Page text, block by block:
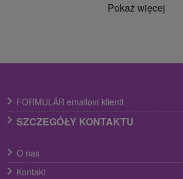
Pokaż więcej
FORMULÁR emailoví klienti
SZCZEGÓŁY KONTAKTU
O nas
Kontakt